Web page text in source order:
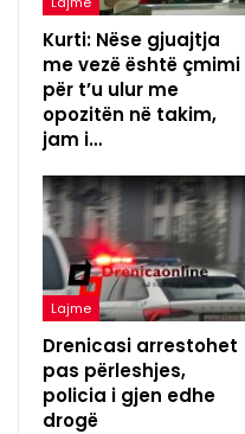
Kurti: Nëse gjuajtja
me vezë është çmimi
për t’u ulur me
opozitën në takim,
jam i…
Lajme
Drenicasi arrestohet
pas përleshjes,
policia i gjen edhe
drogë